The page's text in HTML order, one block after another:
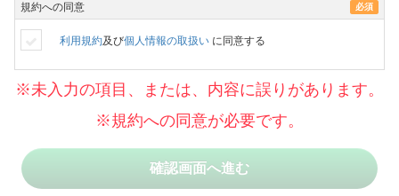
規約への同意 必須
利用規約及び個人情報の取扱い に同意する
※未入力の項目、または、内容に誤りがあります。
※規約への同意が必要です。
確認画面へ進む